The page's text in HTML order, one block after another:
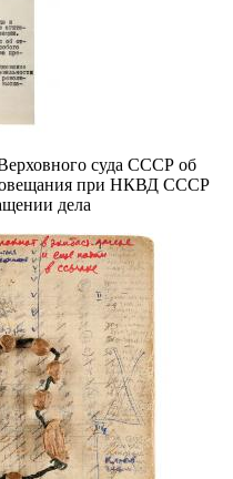
суда СССР об
при НКВД СССР
дела